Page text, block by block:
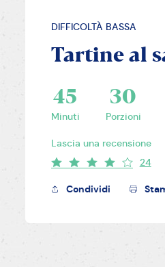
DIFFICOLTÀ BASSA
Tartine al
45
Minuti
30
Porzioni
Lascia una recensione
24
Condividi